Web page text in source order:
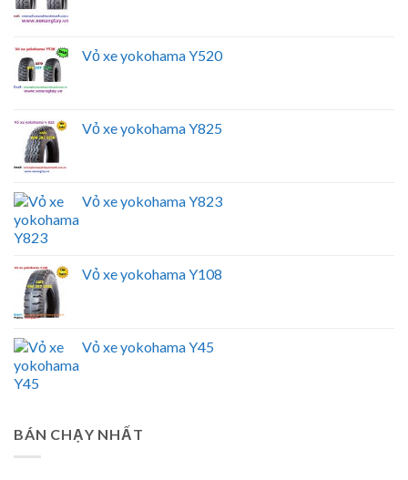
Vỏ xe yokohama Y520
Vỏ xe yokohama Y825
Vỏ xe yokohama Y823
Vỏ xe yokohama Y108
Vỏ xe yokohama Y45
BÁN CHẠY NHẤT